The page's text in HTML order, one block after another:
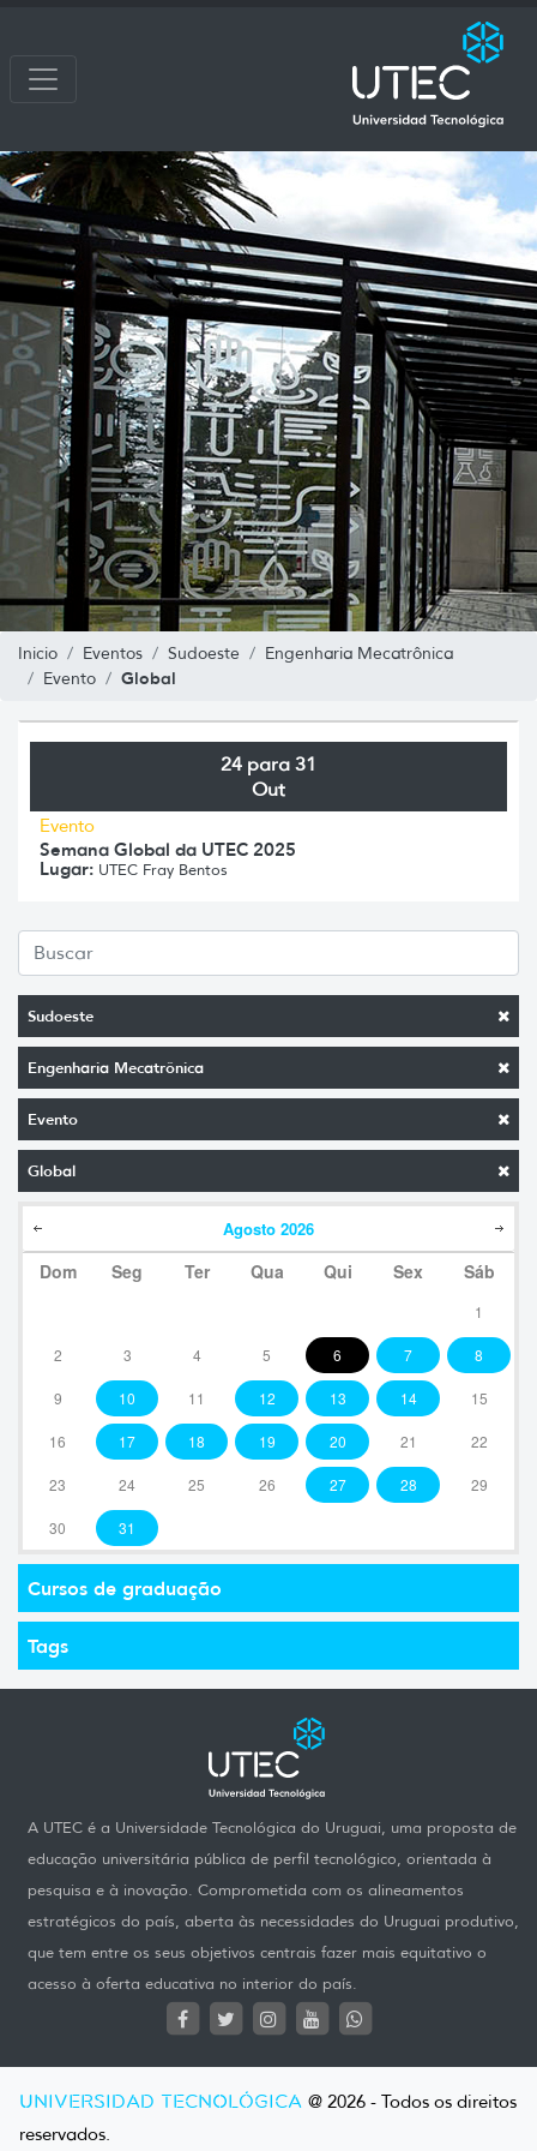
Inicio Eventos Sudoeste
Engenharia Mecatrônica
Evento
Global
Sudoeste
Engenharia Mecatrônica
Evento
Global
Agosto 2026
Dom Seg Ter Qua Qui Sex Sáb
1
2 3 4 5 6 7 8
9 10 11 12 13 14 15
16 17 18 19 20 21 22
23 24 25 26 27 28 29
30 31
Cursos de graduação
Tags
24 para 31
Out
Evento
Semana Global da UTEC 2025
Lugar: UTEC Fray Bentos
A UTEC é a Universidade Tecnológica do Uruguai, uma proposta de
educação universitária pública de perfil tecnológico, orientada à
pesquisa e à inovação. Comprometida com os alineamentos
estratégicos do país, aberta às necessidades do Uruguai produtivo,
que tem entre os seus objetivos centrais fazer mais equitativo o
acesso à oferta educativa no interior do país.
UNIVERSIDAD TECNOLÓGICA @ 2026 - Todos os direitos
reservados.